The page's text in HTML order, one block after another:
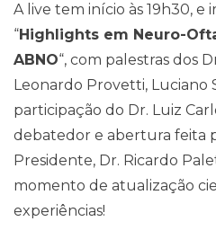
A live tem início às 19h30, e
“Highlights em Neuro-
ABNO“, com palestras dos
Leonardo Provetti, Luciano
participação do Dr. Luiz
debatedor e abertura feita
Presidente, Dr. Ricardo
momento de atualização
experiências!